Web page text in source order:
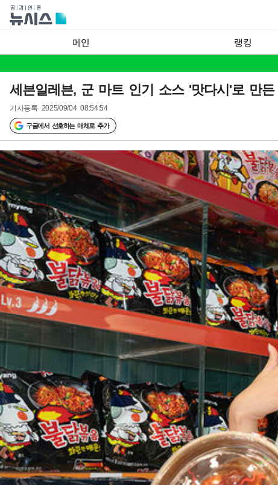
메인 랭킹
세븐일레븐, 군 마트 인기 소스 '맛다시'로 만든
기사등록 2025/09/04 08:54:54
구글에서 선호하는 매체로 추가